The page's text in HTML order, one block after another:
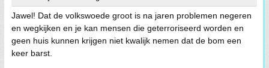
Jawel! Dat de volkswoede groot is na jaren problemen negeren
en wegkijken en je kan mensen die geterroriseerd worden en
geen huis kunnen krijgen niet kwalijk nemen dat de bom een
keer barst.